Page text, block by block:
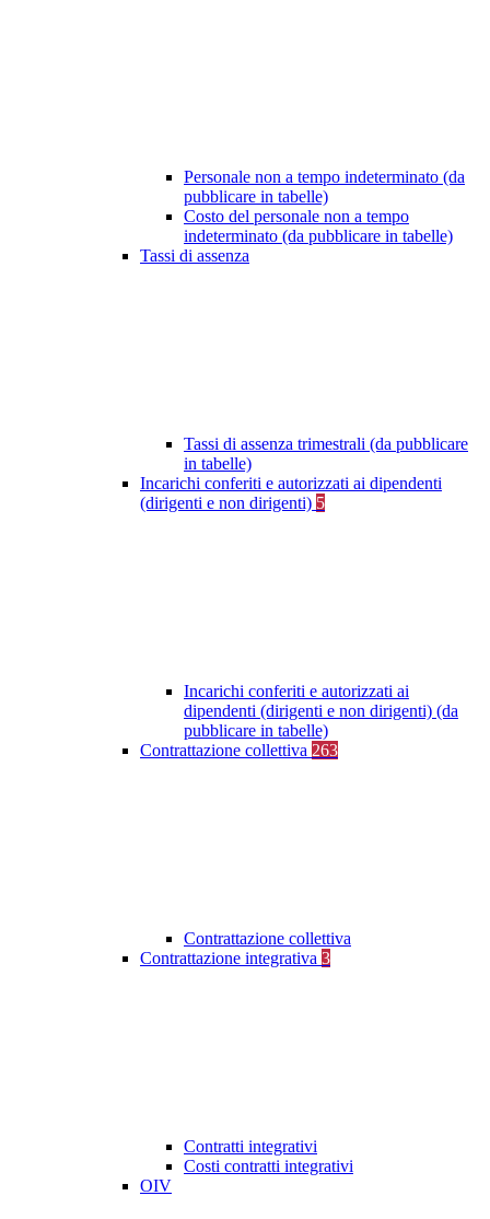
Personale non a tempo indeterminato (da
pubblicare in tabelle)
Costo del personale non a tempo
indeterminato (da pubblicare in tabelle)
Tassi di assenza
Tassi di assenza trimestrali (da pubblicare
in tabelle)
Incarichi conferiti e autorizzati ai dipendenti
(dirigenti e non dirigenti) 5
Incarichi conferiti e autorizzati ai
dipendenti (dirigenti e non dirigenti) (da
pubblicare in tabelle)
Contrattazione collettiva 263
Contrattazione collettiva
Contrattazione integrativa 3
Contratti integrativi
Costi contratti integrativi
OIV